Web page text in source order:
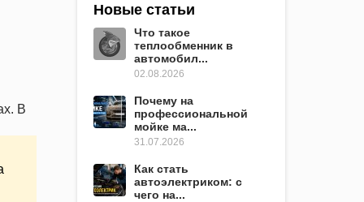
В
Новые статьи
Что такое
теплообменник в
автомобил...
02.08.2026
Почему на
профессиональной
мойке ма...
31.07.2026
Как стать
автоэлектриком: с
чего на...